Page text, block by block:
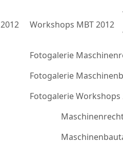
2012 Workshops MBT 2012
Fotogalerie
Fotogalerie
Fotogalerie Workshops